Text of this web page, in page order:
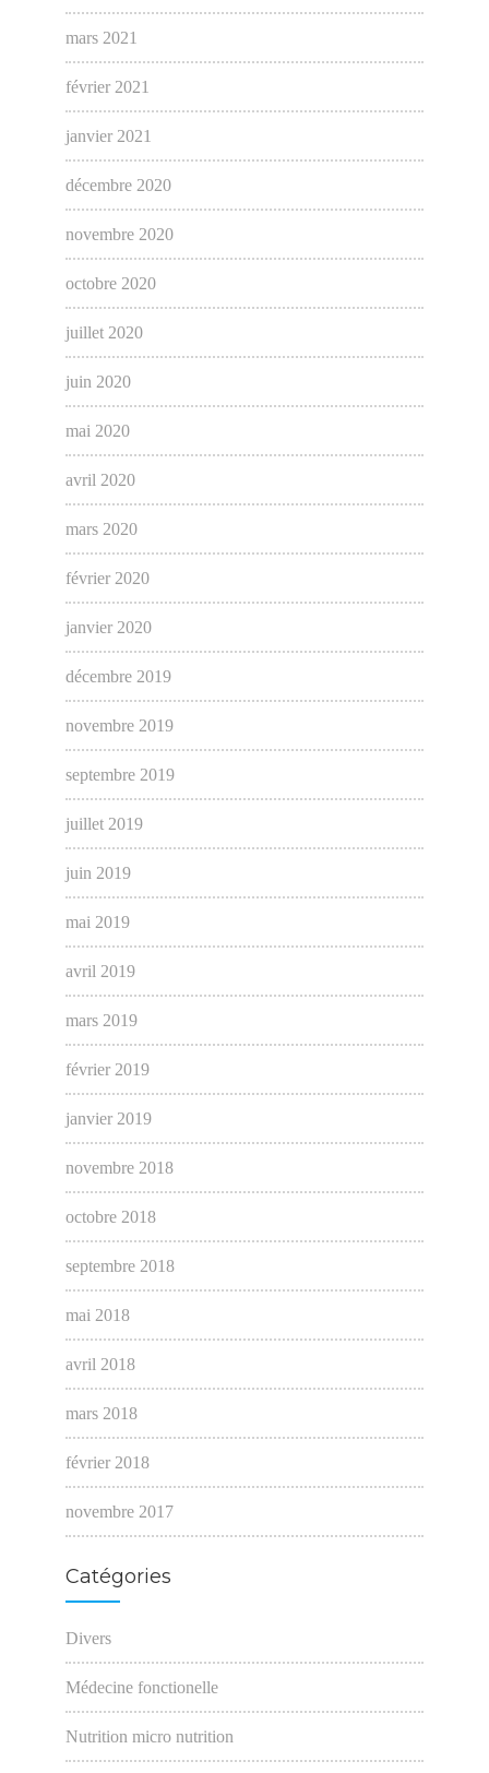
mars 2021
février 2021
janvier 2021
décembre 2020
novembre 2020
octobre 2020
juillet 2020
juin 2020
mai 2020
avril 2020
mars 2020
février 2020
janvier 2020
décembre 2019
novembre 2019
septembre 2019
juillet 2019
juin 2019
mai 2019
avril 2019
mars 2019
février 2019
janvier 2019
novembre 2018
octobre 2018
septembre 2018
mai 2018
avril 2018
mars 2018
février 2018
novembre 2017
Catégories
Divers
Médecine fonctionelle
Nutrition micro nutrition